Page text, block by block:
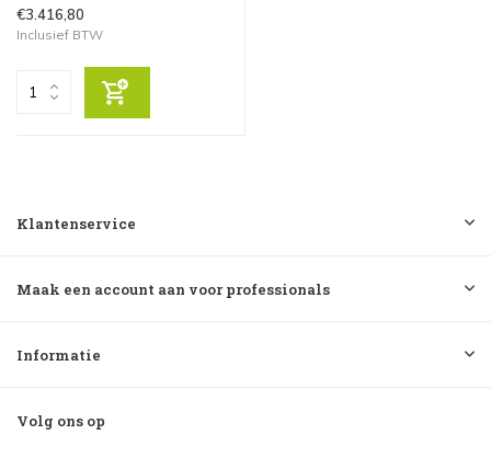
€3.416,80
Inclusief BTW
Klantenservice
Maak een account aan voor professionals
Informatie
Volg ons op